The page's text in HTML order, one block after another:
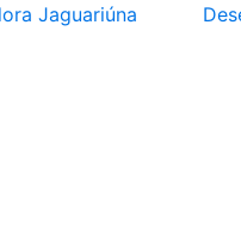
Jaguariúna